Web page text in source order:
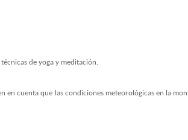
de yoga y meditación.
en cuenta que las condiciones meteorológicas en la